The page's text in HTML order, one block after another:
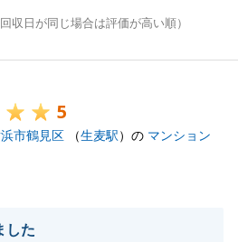
収日が同じ場合は評価が高い順）
5
市鶴見区 （生麦駅）の マンション
した